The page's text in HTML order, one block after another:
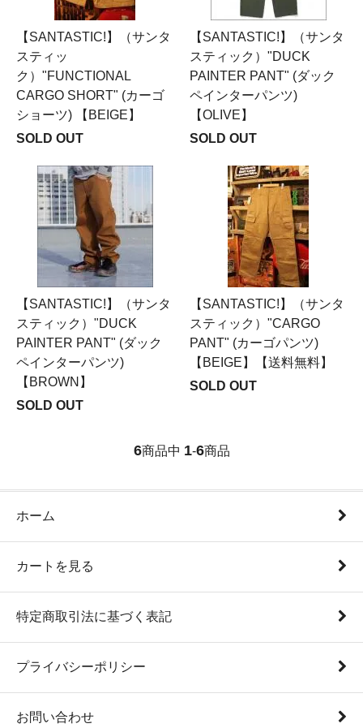
【SANTASTIC!】（サンタ
スティッ
ク）"FUNCTIONAL
CARGO SHORT" (カーゴ
ショーツ) 【BEIGE】
SOLD OUT
【SANTASTIC!】（サンタ
スティック）"DUCK
PAINTER PANT" (ダック
ペインターパンツ)
【OLIVE】
SOLD OUT
【SANTASTIC!】（サンタ
スティック）"DUCK
PAINTER PANT" (ダック
ペインターパンツ)
【BROWN】
SOLD OUT
【SANTASTIC!】（サンタ
スティック）"CARGO
PANT" (カーゴパンツ)
【BEIGE】【送料無料】
SOLD OUT
6商品中 1-6商品
ホーム
カートを見る
特定商取引法に基づく表記
プライバシーポリシー
お問い合わせ